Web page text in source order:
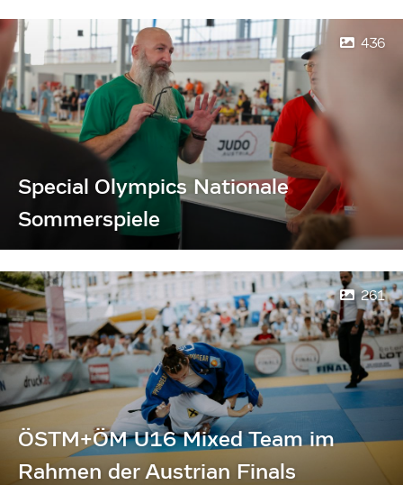
436
Special Olympics Nationale
Sommerspiele
261
ÖSTM+ÖM U16 Mixed Team im
Rahmen der Austrian Finals